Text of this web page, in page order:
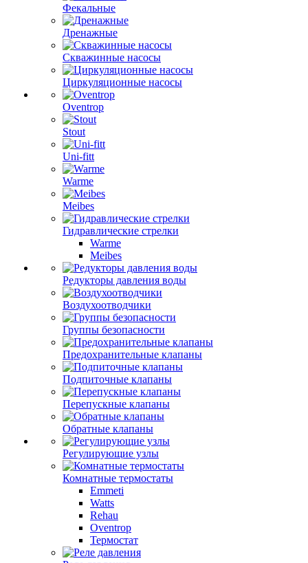
Фекальные
Дренажные
Скважинные насосы
Циркуляционные насосы
Oventrop
Stout
Uni-fitt
Warme
Meibes
Гидравлические стрелки
Warme
Meibes
Редукторы давления воды
Воздухоотводчики
Группы безопасности
Предохранительные клапаны
Подпиточные клапаны
Перепускные клапаны
Обратные клапаны
Регулирующие узлы
Комнатные термостаты
Emmeti
Watts
Rehau
Oventrop
Термостат